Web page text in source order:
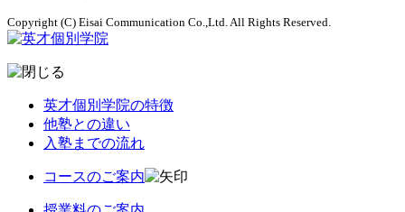
Copyright (C) Eisai Communication Co.,Ltd. All Rights Reserved.
英才個別学院の特徴
他塾との違い
入塾までの流れ
コースのご案内